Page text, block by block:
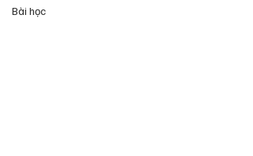
Bài học